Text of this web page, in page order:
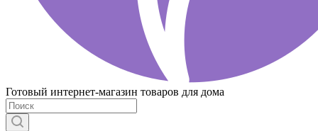
Готовый интернет-магазин товаров для дома